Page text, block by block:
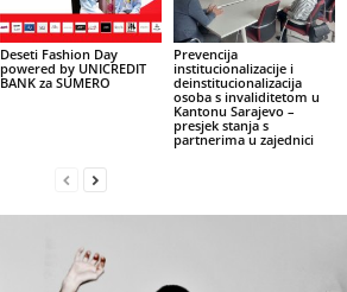
Deseti Fashion Day
powered by UNICREDIT
BANK za SUMERO
Prevencija
institucionalizacije i
deinstitucionalizacija
osoba s invaliditetom u
Kantonu Sarajevo –
presjek stanja s
partnerima u zajednici